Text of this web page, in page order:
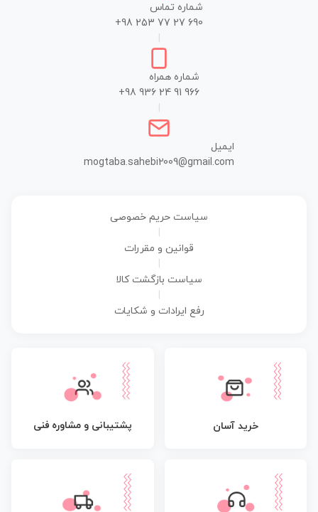
شماره تماس
+98 253 77 27 690
شماره همراه
+98 936 24 91 966
ایمیل
mogtaba.sahebi2009@gmail.com
سیاست حریم خصوصی
قوانین و مقررات
سیاست بازگشت کالا
رفع ایرادات و شکایات
خرید آسان پشتیبانی و مشاوره فنی